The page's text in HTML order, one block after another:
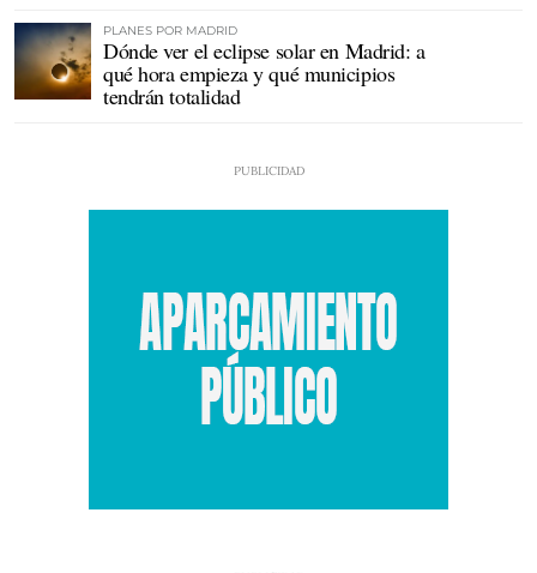
PLANES POR MADRID
Dónde ver el eclipse solar en Madrid: a
qué hora empieza y qué municipios
tendrán totalidad